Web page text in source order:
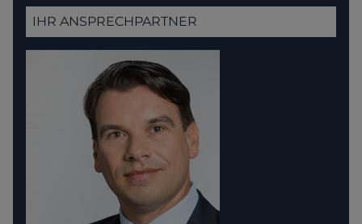
IHR ANSPRECHPARTNER